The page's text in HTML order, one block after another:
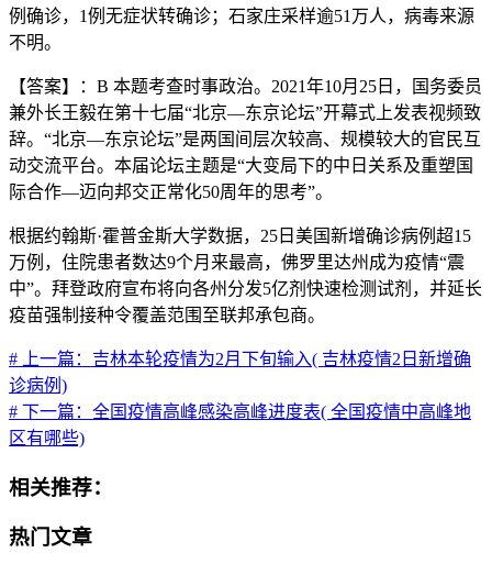
例确诊，1例无症状转确诊；石家庄采样逾51万人，病毒来源
不明。
【答案】：B 本题考查时事政治。2021年10月25日，国务委员
兼外长王毅在第十七届“北京—东京论坛”开幕式上发表视频致
辞。“北京—东京论坛”是两国间层次较高、规模较大的官民互
动交流平台。本届论坛主题是“大变局下的中日关系及重塑国
际合作—迈向邦交正常化50周年的思考”。
根据约翰斯·霍普金斯大学数据，25日美国新增确诊病例超15
万例，住院患者数达9个月来最高，佛罗里达州成为疫情“震
中”。拜登政府宣布将向各州分发5亿剂快速检测试剂，并延长
疫苗强制接种令覆盖范围至联邦承包商。
# 上一篇：吉林本轮疫情为2月下旬输入( 吉林疫情2日新增确
诊病例)
# 下一篇：全国疫情高峰感染高峰进度表( 全国疫情中高峰地
区有哪些)
相关推荐：
热门文章